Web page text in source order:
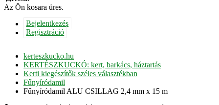
Az Ön kosara üres.
Bejelentkezés
Regisztráció
kerteszkucko.hu
KERTÉSZKUCKÓ: kert, barkács, háztartás
Kerti kiegészítők széles választékban
Fűnyíródamil
Fűnyíródamil ALU CSILLAG 2,4 mm x 15 m